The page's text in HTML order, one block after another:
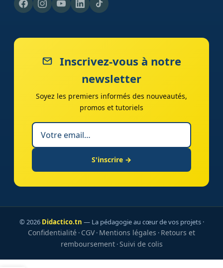
Inscrivez-vous à notre
newsletter
Soyez les premiers informés des nouveautés,
promos et tutoriels
S'inscrire →
© 2026 Didactico.tn — La pédagogie au cœur de vos projets ·
Confidentialité · CGV· Mentions légales · Retours et
remboursement·Suivi de colis